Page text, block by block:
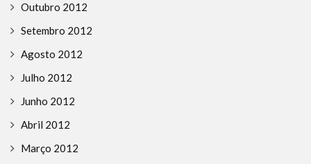
Outubro 2012
Setembro 2012
Agosto 2012
Julho 2012
Junho 2012
Abril 2012
Março 2012